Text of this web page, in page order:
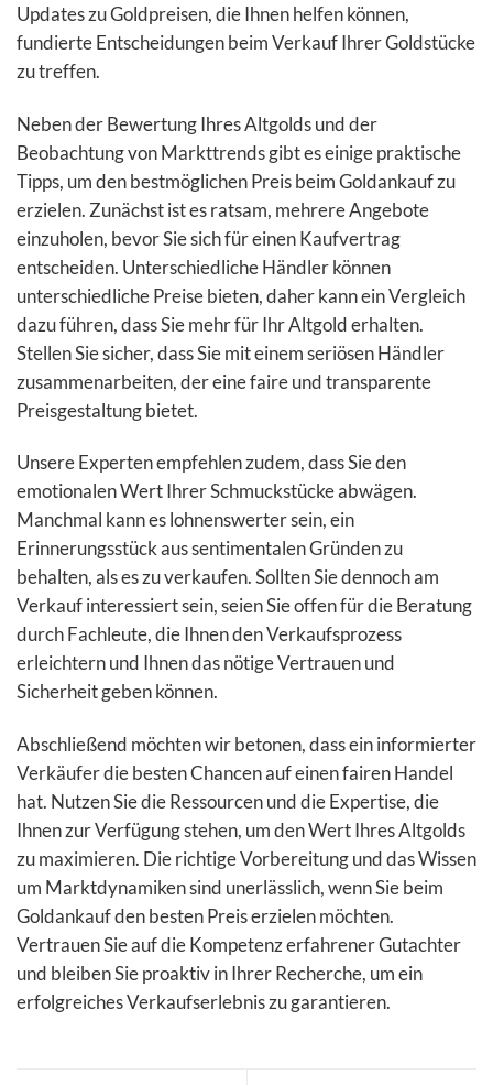
Updates zu Goldpreisen, die Ihnen helfen können,
fundierte Entscheidungen beim Verkauf Ihrer Goldstücke
zu treffen.
Neben der Bewertung Ihres Altgolds und der
Beobachtung von Markttrends gibt es einige praktische
Tipps, um den bestmöglichen Preis beim Goldankauf zu
erzielen. Zunächst ist es ratsam, mehrere Angebote
einzuholen, bevor Sie sich für einen Kaufvertrag
entscheiden. Unterschiedliche Händler können
unterschiedliche Preise bieten, daher kann ein Vergleich
dazu führen, dass Sie mehr für Ihr Altgold erhalten.
Stellen Sie sicher, dass Sie mit einem seriösen Händler
zusammenarbeiten, der eine faire und transparente
Preisgestaltung bietet.
Unsere Experten empfehlen zudem, dass Sie den
emotionalen Wert Ihrer Schmuckstücke abwägen.
Manchmal kann es lohnenswerter sein, ein
Erinnerungsstück aus sentimentalen Gründen zu
behalten, als es zu verkaufen. Sollten Sie dennoch am
Verkauf interessiert sein, seien Sie offen für die Beratung
durch Fachleute, die Ihnen den Verkaufsprozess
erleichtern und Ihnen das nötige Vertrauen und
Sicherheit geben können.
Abschließend möchten wir betonen, dass ein informierter
Verkäufer die besten Chancen auf einen fairen Handel
hat. Nutzen Sie die Ressourcen und die Expertise, die
Ihnen zur Verfügung stehen, um den Wert Ihres Altgolds
zu maximieren. Die richtige Vorbereitung und das Wissen
um Marktdynamiken sind unerlässlich, wenn Sie beim
Goldankauf den besten Preis erzielen möchten.
Vertrauen Sie auf die Kompetenz erfahrener Gutachter
und bleiben Sie proaktiv in Ihrer Recherche, um ein
erfolgreiches Verkaufserlebnis zu garantieren.